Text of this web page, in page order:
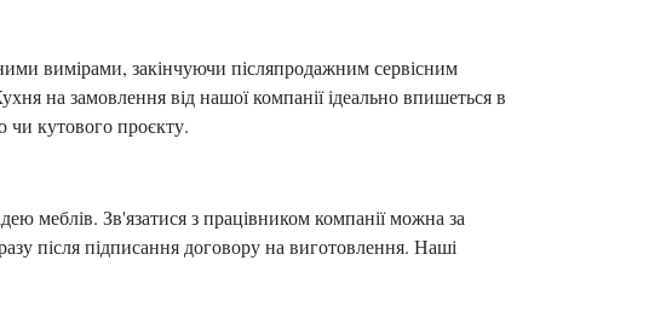
вимірами, закінчуючи післяпродажним сервісним
на замовлення від нашої компанії ідеально впишеться в
чи кутового проєкту.
меблів. Зв'язатися з працівником компанії можна за
після підписання договору на виготовлення. Наші